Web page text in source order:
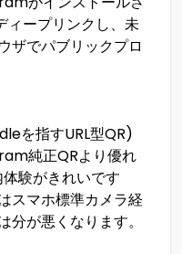
ィープリンクし、未
ザでパブリックプロ
を指すURL型QR)
純正QRより優れ
験がきれいです
スマホ標準カメラ経
が悪くなります。